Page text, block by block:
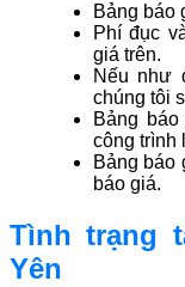
Bảng báo
Phí đục
giá trên.
Nếu như
chúng tôi
Bảng
công trình
Bảng báo
báo giá.
Tình trạng
Yên